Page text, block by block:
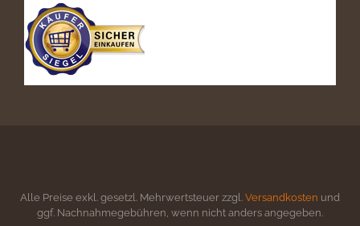
Alle Preise exkl. gesetzl. Mehrwertsteuer zzgl. Versandkosten und
ggf. Nachnahmegebühren, wenn nicht anders angegeben.